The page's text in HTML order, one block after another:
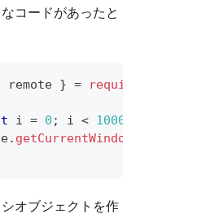
コードがあったと
remote } = require
i = 0 ; i < 10000
. getCurrentWindow
オブジェクトを作